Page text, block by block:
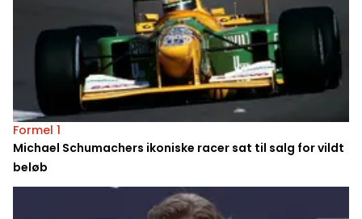
Formel 1
Michael Schumachers ikoniske racer sat til salg for vildt
beløb